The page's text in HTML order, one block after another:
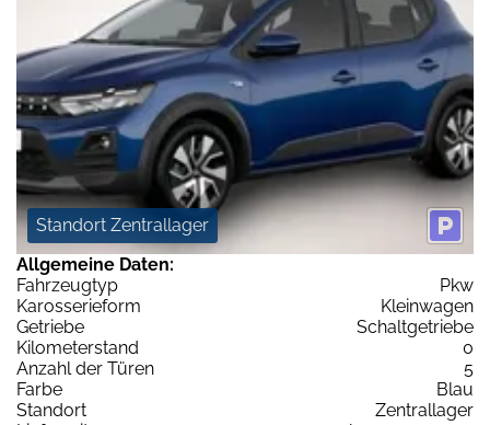
Standort Zentrallager
Allgemeine Daten:
Fahrzeugtyp
Pkw
Karosserieform
Kleinwagen
Getriebe
Schaltgetriebe
Kilometerstand
0
Anzahl der Türen
5
Farbe
Blau
Standort
Zentrallager